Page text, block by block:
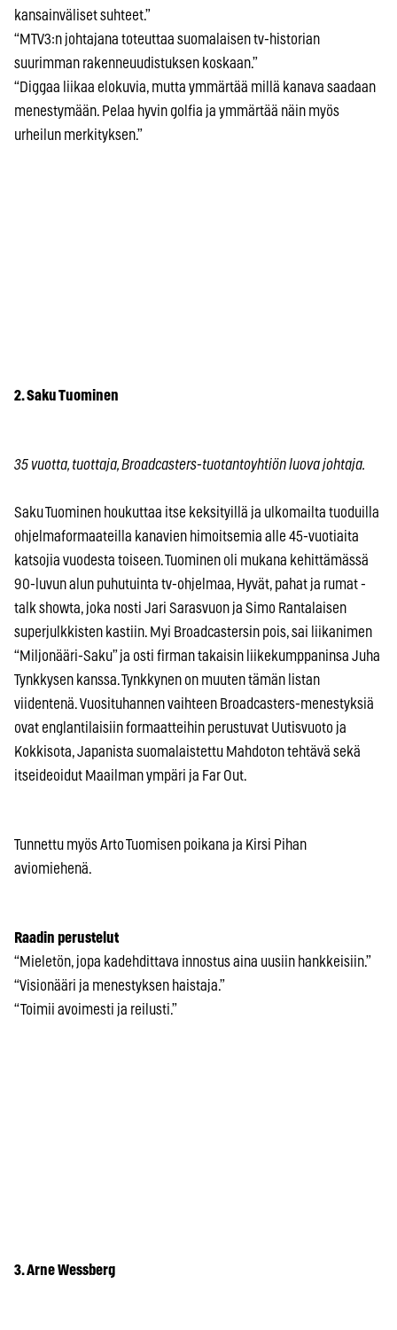
kansainväliset suhteet.”
“MTV3:n johtajana toteuttaa suomalaisen tv-historian
suurimman rakenneuudistuksen koskaan.”
“Diggaa liikaa elokuvia, mutta ymmärtää millä kanava saadaan
menestymään. Pelaa hyvin golfia ja ymmärtää näin myös
urheilun merkityksen.”
2. Saku Tuominen
35 vuotta, tuottaja, Broadcasters-tuotantoyhtiön luova johtaja.
Saku Tuominen houkuttaa itse keksityillä ja ulkomailta tuoduilla
ohjelmaformaateilla kanavien himoitsemia alle 45-vuotiaita
katsojia vuodesta toiseen. Tuominen oli mukana kehittämässä
90-luvun alun puhutuinta tv-ohjelmaa, Hyvät, pahat ja rumat -
talk showta, joka nosti Jari Sarasvuon ja Simo Rantalaisen
superjulkkisten kastiin. Myi Broadcastersin pois, sai liikanimen
“Miljonääri-Saku” ja osti firman takaisin liikekumppaninsa Juha
Tynkkysen kanssa. Tynkkynen on muuten tämän listan
viidentenä. Vuosituhannen vaihteen Broadcasters-menestyksiä
ovat englantilaisiin formaatteihin perustuvat Uutisvuoto ja
Kokkisota, Japanista suomalaistettu Mahdoton tehtävä sekä
itseideoidut Maailman ympäri ja Far Out.
Tunnettu myös Arto Tuomisen poikana ja Kirsi Pihan
aviomiehenä.
Raadin perustelut
“Mieletön, jopa kadehdittava innostus aina uusiin hankkeisiin.”
“Visionääri ja menestyksen haistaja.”
“Toimii avoimesti ja reilusti.”
3. Arne Wessberg